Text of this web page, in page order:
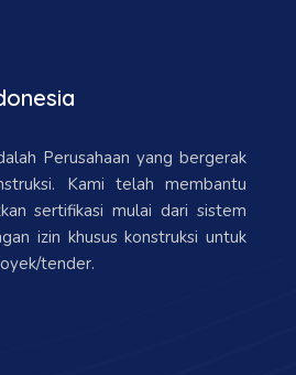
Perusahaan yang bergerak
Kami telah membantu
sertifikasi mulai dari sistem
izin khusus konstruksi untuk
tender.